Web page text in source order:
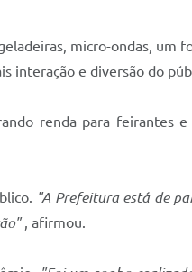
micro-ondas, um
interação e diversão do
renda para feirantes
"A Prefeitura está de
, afirmou.